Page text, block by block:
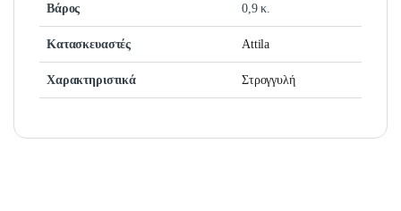
Βάρος 0,9 κ.
Κατασκευαστές Attila
Χαρακτηριστικά Στρογγυλή